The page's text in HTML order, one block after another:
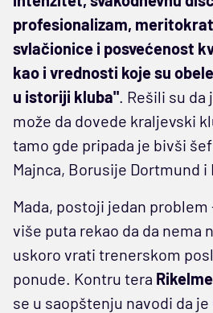
profesionalizam,
svlačionice i posvećenost
kao i vrednosti koje su
u istoriji kluba". Rešili su
može da dovede kraljevski
tamo gde pripada je bivši
Majnca, Borusije Dortmund i
Mada, postoji jedan problem
više puta rekao da da nema
uskoro vrati trenerskom
ponude. Kontru tera Rikelme
se u saopštenju navodi da